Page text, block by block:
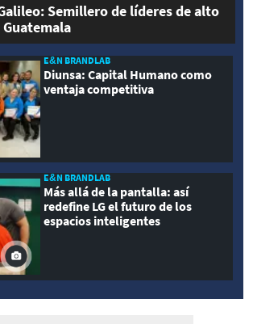
Semillero de líderes de alto
E&N BRANDLAB
Diunsa: Capital Humano como
ventaja competitiva
E&N BRANDLAB
Más allá de la pantalla: así
redefine LG el futuro de los
espacios inteligentes